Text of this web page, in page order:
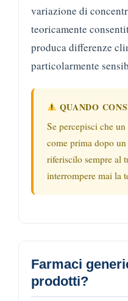
variazione di
teoricamente
produca differenze
particolarmente
QUANDO
Se percepisci che
come prima dopo
riferiscilo sempre al
interrompere mai la
Farmaci
prodotti?